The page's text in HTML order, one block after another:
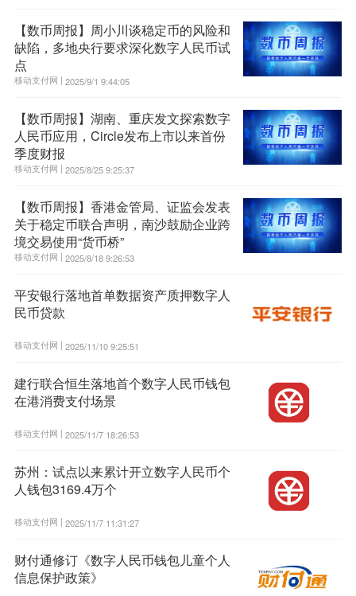
【数币周报】周小川谈稳定币的风险和
缺陷，多地央行要求深化数字人民币试
点
移动支付网 | 2025/9/1 9:44:05
【数币周报】湖南、重庆发文探索数字
人民币应用，Circle发布上市以来首份
季度财报
移动支付网 | 2025/8/25 9:25:37
【数币周报】香港金管局、证监会发表
关于稳定币联合声明，南沙鼓励企业跨
境交易使用“货币桥”
移动支付网 | 2025/8/18 9:26:53
平安银行落地首单数据资产质押数字人
民币贷款
移动支付网 | 2025/11/10 9:25:51
建行联合恒生落地首个数字人民币钱包
在港消费支付场景
移动支付网 | 2025/11/7 18:26:53
苏州：试点以来累计开立数字人民币个
人钱包3169.4万个
移动支付网 | 2025/11/7 11:31:27
财付通修订《数字人民币钱包儿童个人
信息保护政策》